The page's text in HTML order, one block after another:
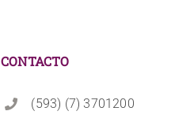
CONTACTO
(593) (7) 3701200